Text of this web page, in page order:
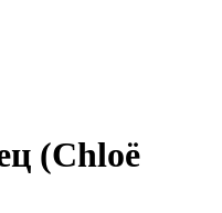
(Chloë